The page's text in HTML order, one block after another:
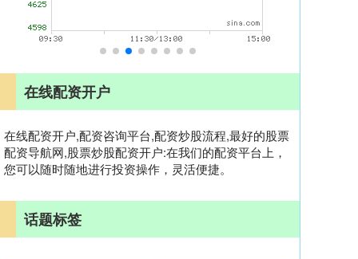
在线配资开户
在线配资开户,配资咨询平台,配资炒股流程,最好的股票
配资导航网,股票炒股配资开户:在我们的配资平台上，
您可以随时随地进行投资操作，灵活便捷。
话题标签